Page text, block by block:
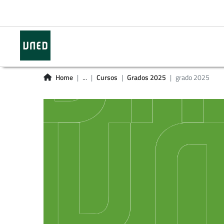
Home ... Cursos Grados 2025 grado 2025